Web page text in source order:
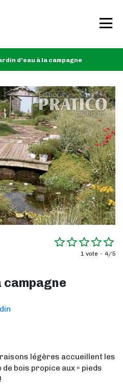
d’eau à la campagne
1 vote 4/5
campagne
légères accueillent les
bois propice aux « pieds